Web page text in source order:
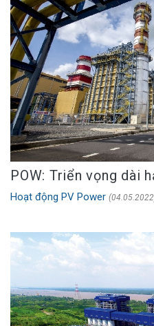
POW: Triển vọng dài
Hoạt động PV Power